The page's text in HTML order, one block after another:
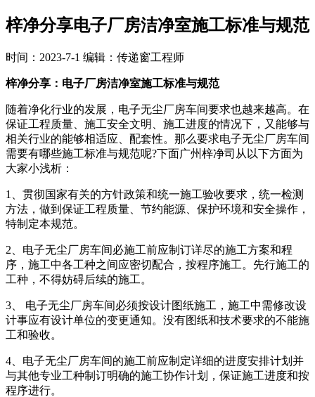
梓净分享电子厂房洁净室施工标准与规范
时间：2023-7-1 编辑：传递窗工程师
梓净分享：电子厂房洁净室施工标准与规范
随着净化行业的发展，电子无尘厂房车间要求也越来越高。在
保证工程质量、施工安全文明、施工进度的情况下，又能够与
相关行业的能够相适应、配套性。那么要求电子无尘厂房车间
需要有哪些施工标准与规范呢?下面广州梓净司从以下方面为
大家小浅析：
1、贯彻国家有关的方针政策和统一施工验收要求，统一检测
方法，做到保证工程质量、节约能源、保护环境和安全操作，
特制定本规范。
2、电子无尘厂房车间必施工前应制订详尽的施工方案和程
序，施工中各工种之间应密切配合，按程序施工。先行施工的
工种，不得妨碍后续的施工。
3、 电子无尘厂房车间必须按设计图纸施工，施工中需修改设
计事应有设计单位的变更通知。没有图纸和技术要求的不能施
工和验收。
4、电子无尘厂房车间的施工前应制定详细的进度安排计划并
与其他专业工种制订明确的施工协作计划，保证施工进度和按
程序进行。